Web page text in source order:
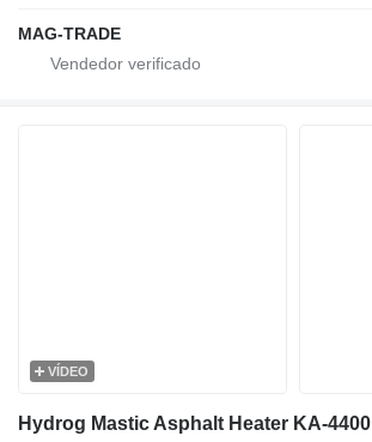
MAG-TRADE
VÍDEO
Hydrog Mastic Asphalt Heater KA-4400